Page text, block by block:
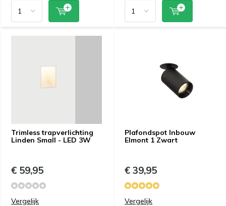
Trimless trapverlichting
Linden Small - LED 3W
€ 59,95
Vergelijk
Plafondspot Inbouw
Elmont 1 Zwart
€ 39,95
Vergelijk